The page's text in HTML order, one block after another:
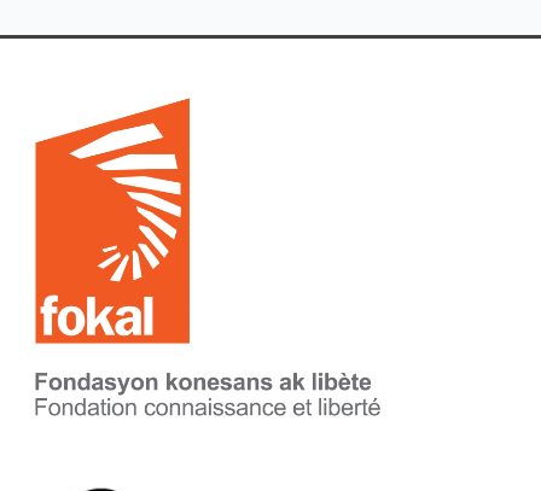
Journée portes ouvertes
Projection 11
Projet subventionné
4
Sensibilisation 11
Spectacle
Subvention